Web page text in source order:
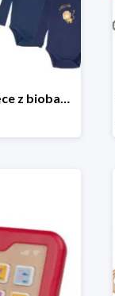
lupilu Body niemowlęce z biobawełny